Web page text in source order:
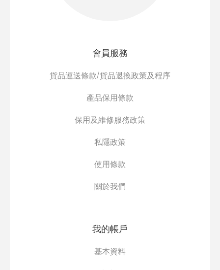
會員服務
貨品運送條款/貨品退換政策及程序
產品保用條款
保用及維修服務政策
私隱政策
使用條款
關於我們
我的帳戶
基本資料